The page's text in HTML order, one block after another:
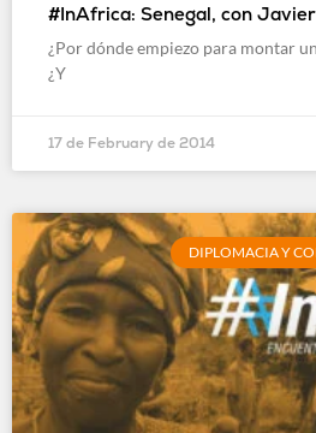
#InAfrica: Senegal, con
¿Por dónde empiezo para montar
¿Y
17 de February de 2014
DIPLOMACIA Y